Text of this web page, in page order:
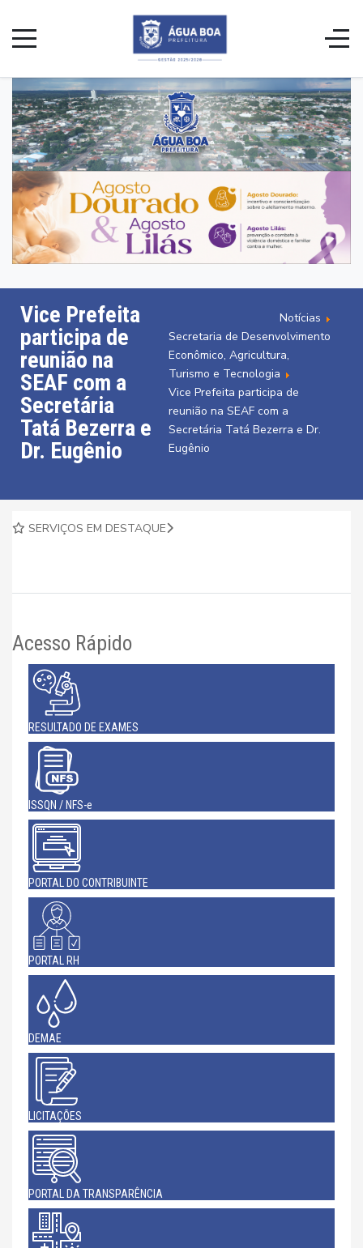
Vice Prefeita
participa de
reunião na
SEAF com a
Secretária
Tatá Bezerra e
Dr. Eugênio
Notícias
Secretaria de Desenvolvimento
Econômico, Agricultura,
Turismo e Tecnologia
Vice Prefeita participa de
reunião na SEAF com a
Secretária Tatá Bezerra e Dr.
Eugênio
SERVIÇOS EM DESTAQUE
Acesso Rápido
RESULTADO DE EXAMES
ISSQN / NFS-e
PORTAL DO CONTRIBUINTE
PORTAL RH
DEMAE
LICITAÇÕES
PORTAL DA TRANSPARÊNCIA